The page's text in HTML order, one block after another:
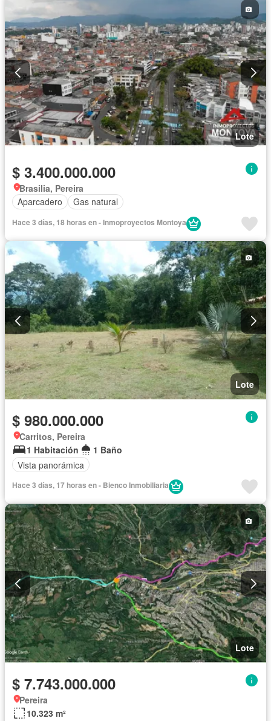
Lote
$ 3.400.000.000
Brasilia, Pereira
Aparcadero
Gas natural
Hace 3 días, 18 horas en - Inmoproyectos Montoya
Lote
$ 980.000.000
Carritos, Pereira
1 Habitación
1 Baño
Vista panorámica
Hace 3 días, 17 horas en - Bienco Inmobiliaria
Lote
$ 7.743.000.000
Pereira
10.323 m²